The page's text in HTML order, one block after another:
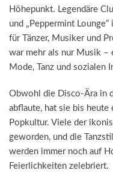
Höhepunkt. Legendäre
und „Peppermint
für Tänzer, Musiker und
war mehr als nur Musik –
Mode, Tanz und sozialen
Obwohl die Disco-Ära in
abflaute, hat sie bis
Popkultur. Viele der
geworden, und die
werden immer noch auf
Feierlichkeiten zelebriert.